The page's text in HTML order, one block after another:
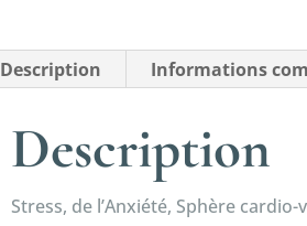
Description Informations
Description
Stress, de l’Anxiété, Sphère